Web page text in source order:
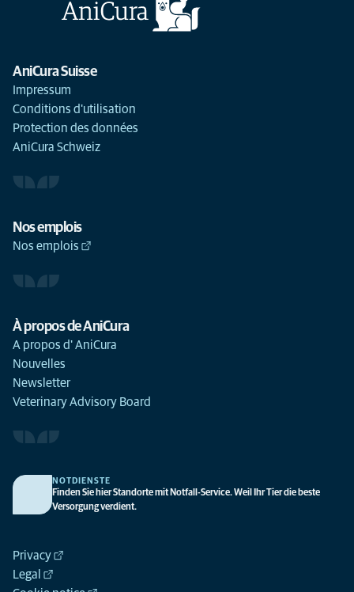
AniCura Suisse
Impressum
Conditions d'utilisation
Protection des données
AniCura Schweiz
Nos emplois
Nos emplois
À propos de AniCura
A propos d' AniCura
Nouvelles
Newsletter
Veterinary Advisory Board
NOTDIENSTE
Finden Sie hier Standorte mit Notfall-Service. Weil Ihr Tier die beste
Versorgung verdient.
Privacy
Legal